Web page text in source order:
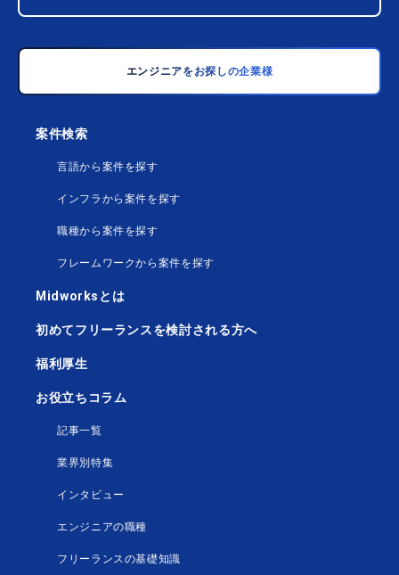
エンジニアをお探しの企業様
案件検索
言語から案件を探す
インフラから案件を探す
職種から案件を探す
フレームワークから案件を探す
Midworksとは
初めてフリーランスを検討される方へ
福利厚生
お役立ちコラム
記事一覧
業界別特集
インタビュー
エンジニアの職種
フリーランスの基礎知識